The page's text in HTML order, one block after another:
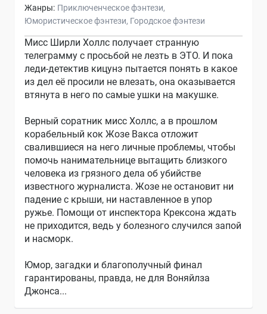
Жанры: Приключенческое фэнтези
Юмористическое фэнтези Городское фэнтези
Мисс Ширли Холлс получает странную
телеграмму с просьбой не лезть в ЭТО. И пока
леди-детектив кицунэ пытается понять в какое
из дел её просили не влезать, она оказывается
втянута в него по самые ушки на макушке.
Верный соратник мисс Холлс, а в прошлом
корабельный кок Жозе Вакса отложит
свалившиеся на него личные проблемы, чтобы
помочь нанимательнице вытащить близкого
человека из грязного дела об убийстве
известного журналиста. Жозе не остановит ни
падение с крыши, ни наставленное в упор
ружье. Помощи от инспектора Крексона ждать
не приходится, ведь у болезного случился запой
и насморк.
Юмор, загадки и благополучный финал
гарантированы, правда, не для Воняйлза
Джонса...